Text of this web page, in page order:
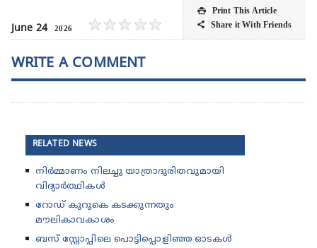
June 24 2026
 Print This Article
 Share it With Friends
★★★ ★★
WRITE A COMMENT
RELATED NEWS
നിർമ്മാണം നിലച്ചു യാത്രാദുരിതവുമായി
വിദ്യാർത്ഥികൾ
റോഡ് കുറുകെ കടക്കുന്നതും
മൗലികാവകാശം
ബസ് സ്റ്റോപ്പിലെ പൊട്ടിപ്പൊളിഞ്ഞ ഓടകൾ